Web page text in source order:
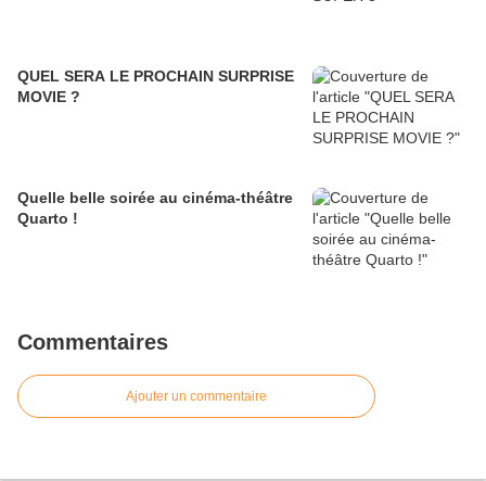
QUEL SERA LE PROCHAIN SURPRISE
MOVIE ?
Quelle belle soirée au cinéma-théâtre
Quarto !
Commentaires
Ajouter un commentaire